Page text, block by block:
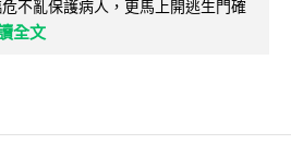
不亂保護病人，更馬上開逃生門確
全文